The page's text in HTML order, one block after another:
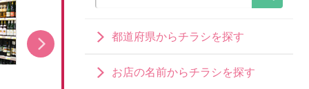
サマーフェスティバル
都道府県からチラシを探す
お店の名前からチラシを探す